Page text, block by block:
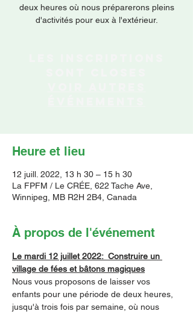
deux heures où nous préparerons pleins
d'activités pour eux à l'extérieur.
Heure et lieu
12 juill. 2022, 13 h 30 – 15 h 30
La FPFM / Le CRÉE, 622 Tache Ave,
Winnipeg, MB R2H 2B4, Canada
À propos de l'événement
Le mardi 12 juillet 2022:  Construire un
village de fées et bâtons magiques
Nous vous proposons de laisser vos
enfants pour une période de deux heures,
jusqu'à trois fois par semaine, où nous